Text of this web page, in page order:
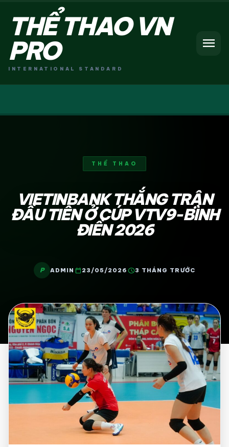
THỂ THAO VN
PRO
INTERNATIONAL STANDARD
menu
THỂ THAO
VIETINBANK THẮNG TRẬN
ĐẦU TIÊN Ở CÚP VTV9-BÌNH
ĐIỀN 2026
P ADMIN calendar_today 23/05/2026 schedule3 THÁNG TRƯỚC